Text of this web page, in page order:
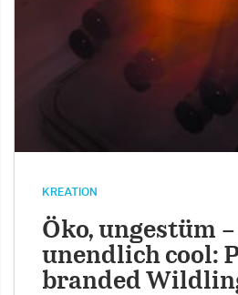
KREATION
Öko, ungestüm
unendlich cool:
branded